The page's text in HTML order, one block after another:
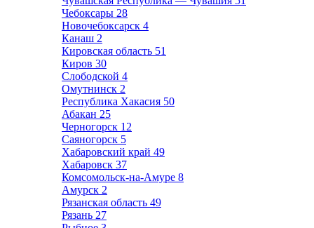
Чебоксары 28
Новочебоксарск 4
Канаш 2
Кировская область 51
Киров 30
Слободской 4
Омутнинск 2
Республика Хакасия 50
Абакан 25
Черногорск 12
Саяногорск 5
Хабаровский край 49
Хабаровск 37
Комсомольск-на-Амуре 8
Амурск 2
Рязанская область 49
Рязань 27